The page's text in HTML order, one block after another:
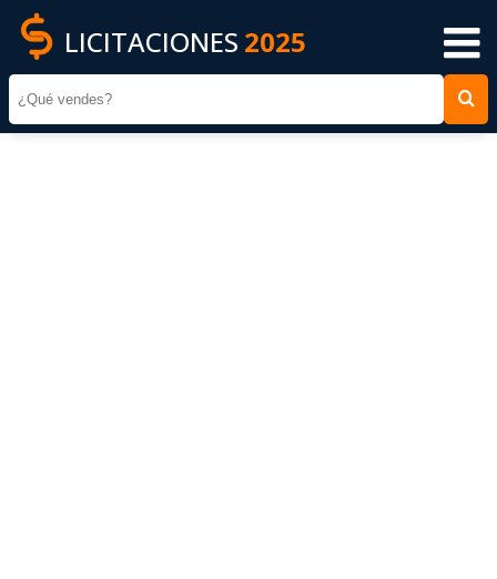
LICITACIONES 2025